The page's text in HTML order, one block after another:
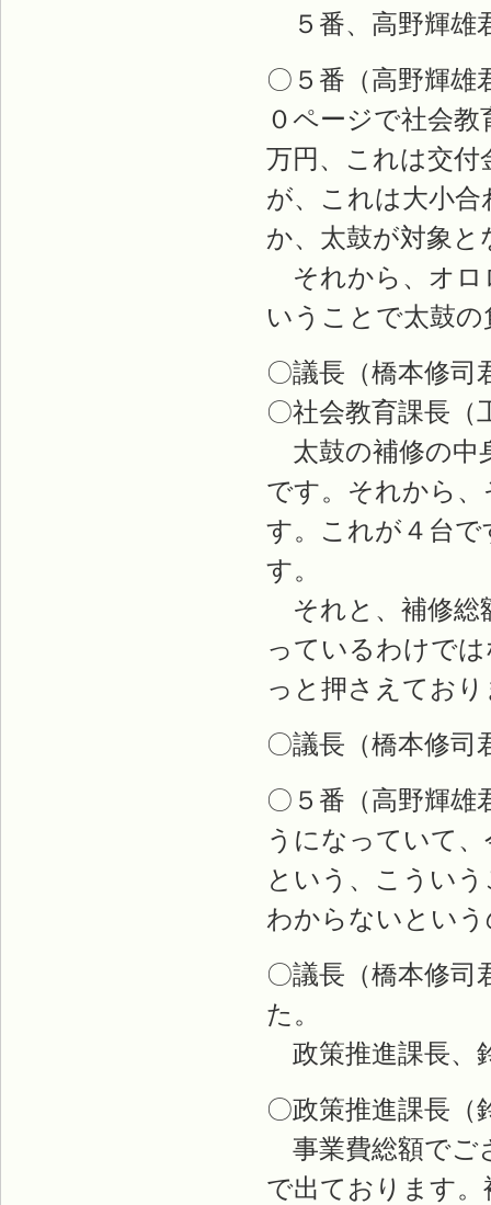
５番、高野輝雄
〇５番（高野輝
０ページで社会
万円、これは交
が、これは大小
か、太鼓が対象と
それから、オロ
いうことで太鼓
〇議長（橋本修
〇社会教育課長
太鼓の補修の中
です。それから
す。これが４台
す。
それと、補修総
っているわけで
っと押さえてお
〇議長（橋本修
〇５番（高野輝
うになっていて
という、こうい
わからないとい
〇議長（橋本修
た。
政策推進課長、
〇政策推進課長
事業費総額でご
で出ております